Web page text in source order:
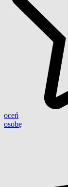
oceń
osobę